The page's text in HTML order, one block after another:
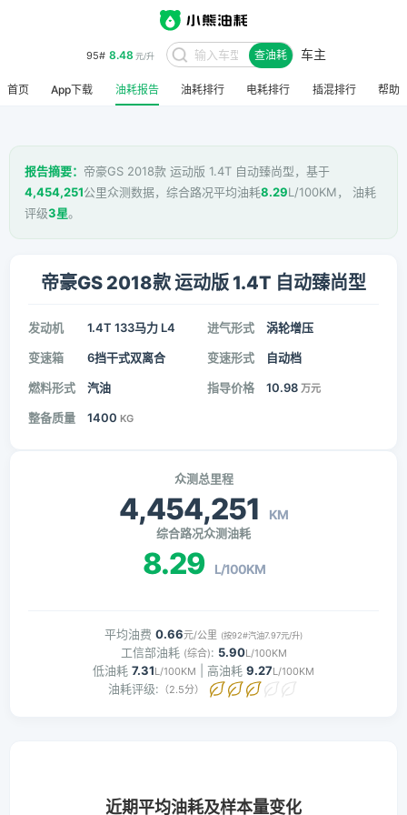
95# 8.48 元/升 查油耗 车主
首页 App下载 油耗报告 油耗排行 电耗排行 插混排行 帮助
报告摘要： 帝豪GS 2018款 运动版 1.4T 自动臻尚型，基于
4,454,251公里众测数据，综合路况平均油耗8.29L/100KM， 油耗
评级3星。
帝豪GS 2018款 运动版 1.4T 自动臻尚型
发动机 1.4T 133马力 L4 进气形式 涡轮增压
变速箱 6挡干式双离合 变速形式 自动档
燃料形式 汽油 指导价格 10.98 万元
整备质量 1400 KG
众测总里程
4,454,251 KM
综合路况众测油耗
8.29 L/100KM
平均油费 0.66元/公里 (按92#汽油7.97元/升)
工信部油耗 (综合): 5.90L/100KM
低油耗 7.31L/100KM | 高油耗 9.27L/100KM
油耗评级: （2.5分）